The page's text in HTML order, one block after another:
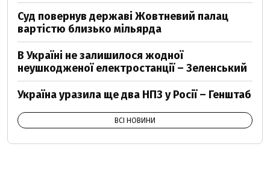
Суд повернув державі Жовтневий палац
вартістю близько мільярда
В Україні не залишилося жодної
неушкодженої електростанції – Зеленський
Україна уразила ще два НПЗ у Росії – Генштаб
ВСІ НОВИНИ